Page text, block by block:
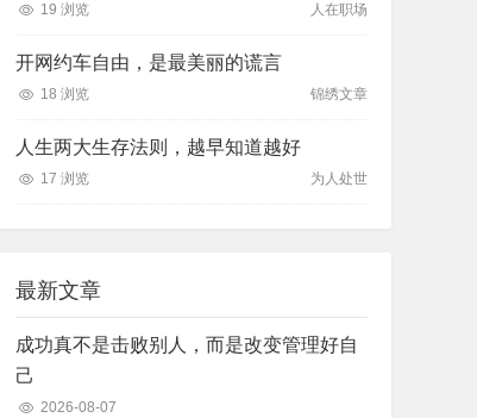
19 浏览 人在职场
开网约车自由，是最美丽的谎言
18 浏览 锦绣文章
人生两大生存法则，越早知道越好
17 浏览 为人处世
最新文章
成功真不是击败别人，而是改变管理好自
己
2026-08-07